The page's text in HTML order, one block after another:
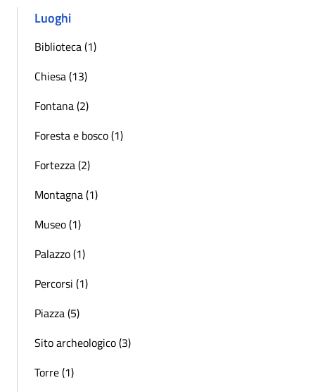
Luoghi
Biblioteca (1)
Chiesa (13)
Fontana (2)
Foresta e bosco (1)
Fortezza (2)
Montagna (1)
Museo (1)
Palazzo (1)
Percorsi (1)
Piazza (5)
Sito archeologico (3)
Torre (1)